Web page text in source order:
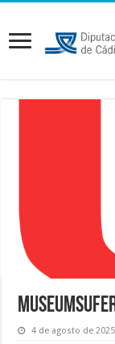
4 de agosto de 2025